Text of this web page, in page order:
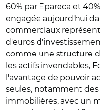
60% par Epareca et
engagée aujourd'hui
commerciaux
d'euros
comme une structure
les actifs invendables,
l'avantage de pouvoir
seules, notamment
immobilières, avec un